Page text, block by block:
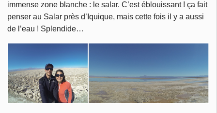
immense zone blanche : le salar. C’est éblouissant ! ça fait
penser au Salar près d’Iquique, mais cette fois il y a aussi
de l’eau ! Splendide…